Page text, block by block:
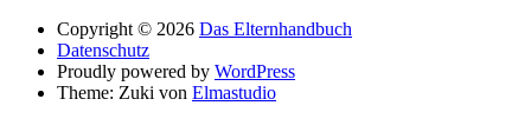
Copyright © 2026 Das Elternhandbuch
Datenschutz
Proudly powered by WordPress
Theme: Zuki von Elmastudio